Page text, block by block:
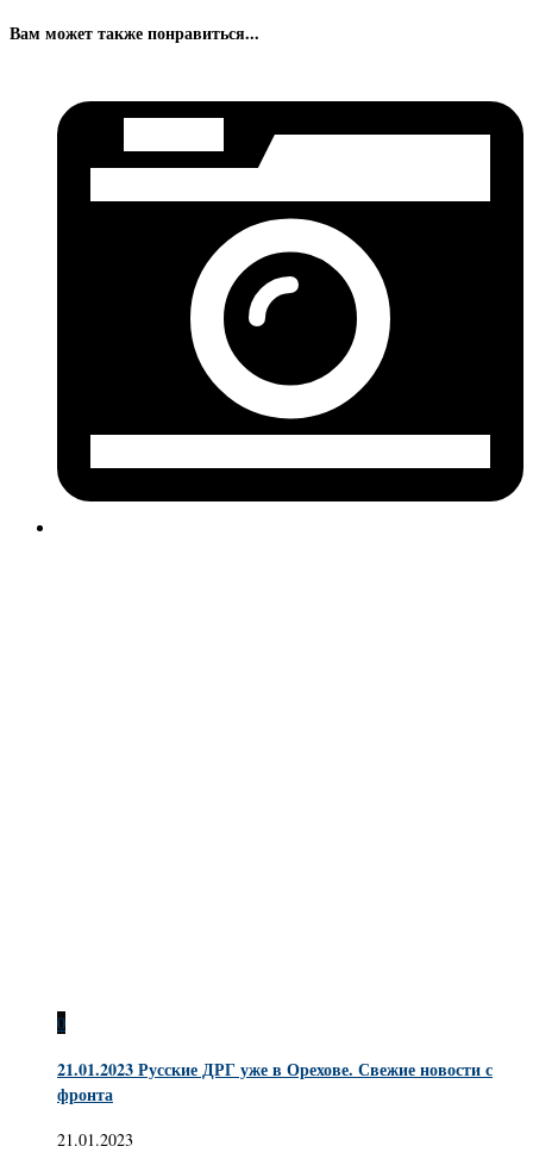
Вам может также понравиться...
0
21.01.2023 Русские ДРГ уже в Орехове. Свежие новости с
фронта
21.01.2023